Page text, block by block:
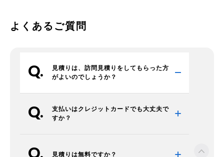
よくあるご質問
見積りは、訪問見積りをしてもらった方
がよいのでしょうか？
支払いはクレジットカードでも大丈夫で
すか？
見積りは無料ですか？